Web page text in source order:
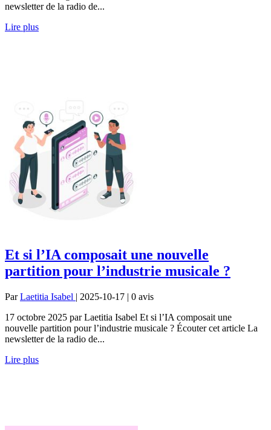
newsletter de la radio de...
Lire plus
Et si l’IA composait une nouvelle
partition pour l’industrie musicale ?
ParLaetitia Isabel | 2025-10-17 | 0 avis
17 octobre 2025 par Laetitia Isabel Et si l’IA composait une
nouvelle partition pour l’industrie musicale ? Écouter cet article La
newsletter de la radio de...
Lire plus